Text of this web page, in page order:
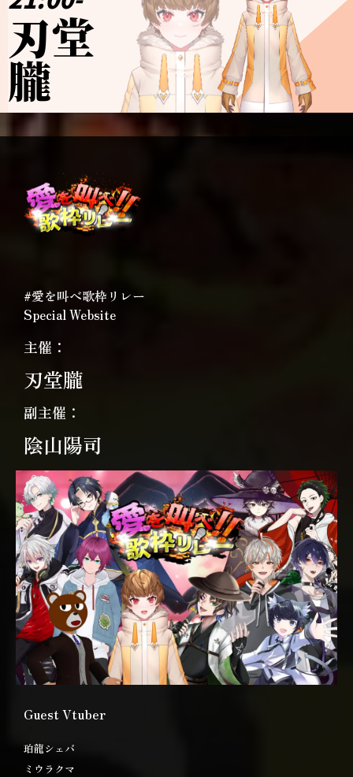
刃堂
朧
#愛を叫べ歌枠リレー
Special Website
主催：
刃堂朧
副主催：
陰山陽司
Guest Vtuber
珀龍シェバ
ミウラクマ